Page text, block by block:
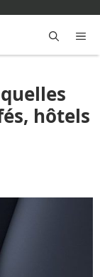
hôtels